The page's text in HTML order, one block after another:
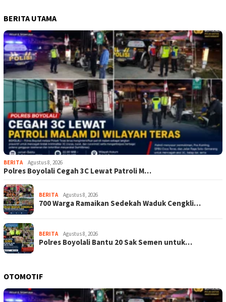
BERITA UTAMA
BERITA Agustus 8, 2026
Polres Boyolali Cegah 3C Lewat Patroli M…
BERITA Agustus 8, 2026
700 Warga Ramaikan Sedekah Waduk Cengkli…
BERITA Agustus 8, 2026
Polres Boyolali Bantu 20 Sak Semen untuk…
OTOMOTIF